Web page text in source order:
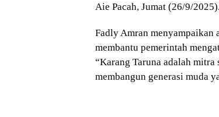
Aie Pacah, Jumat (26/9/2025).
Fadly Amran menyampaikan
membantu pemerintah
“Karang Taruna adalah mitra
membangun generasi muda